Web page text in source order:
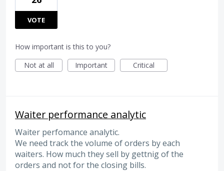
VOTE
How important is this to you?
Not at all
Important Critical
Waiter performance analytic
Waiter perfomance analytic.
We need track the volume of orders by each
waiters. How much they sell by gettnig of the
orders and not for the closing bills.